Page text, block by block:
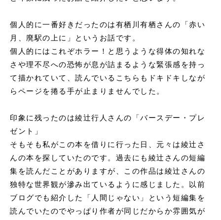
個人的に一番好きだったのは有栖川有栖さんの「赤い
月、廃駅の上に」というお話です。
個人的にはこれぞホラー！と思うような得体の知れな
さや理不尽への恐怖が息が詰まるような緊張感を持っ
て描かれていて、読んでいるこちらもドキドキしなが
らページを捲る手が止まりませんでした。
印象に残ったのは綾辻行人さんの「バースデー・プレ
ゼント」
そもそも私がこの本を借りに行った日、元々は綾辻さ
んの本を探していたのです。過去にも綾辻さんの短編
集を読んだことがありますが、この作品は綾辻さんの
独特な世界観が滲み出ているように感じました。以前
ブログでも紹介した「人間じゃない」という短編集を
読んでいたのでやっぱり作者が同じだからか雰囲気が